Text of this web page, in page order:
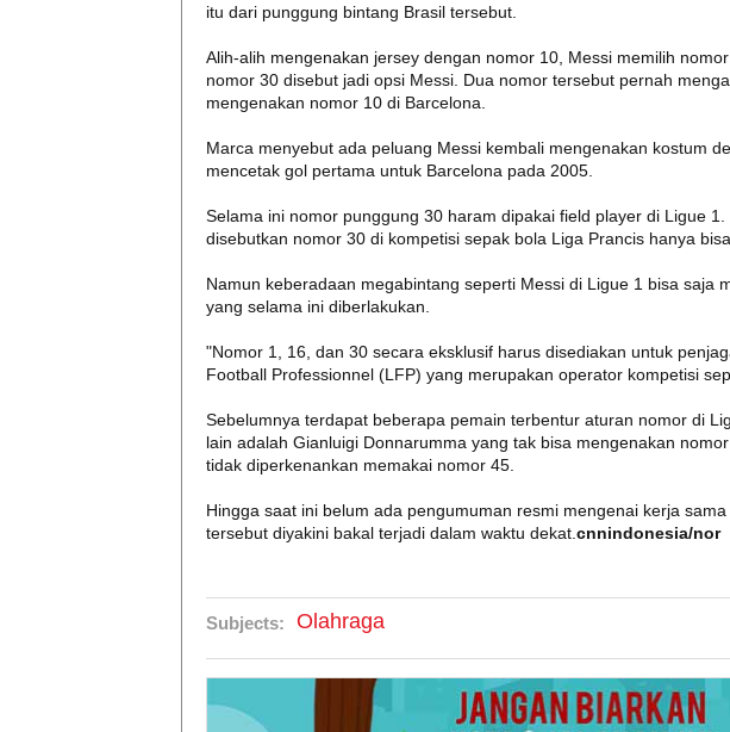
itu dari punggung bintang Brasil tersebut.
Alih-alih mengenakan jersey dengan nomor 10, Messi memilih
nomor 30 disebut jadi opsi Messi. Dua nomor tersebut pernah
mengenakan nomor 10 di Barcelona.
Marca menyebut ada peluang Messi kembali mengenakan kostum
mencetak gol pertama untuk Barcelona pada 2005.
Selama ini nomor punggung 30 haram dipakai field player di Ligue 1.
disebutkan nomor 30 di kompetisi sepak bola Liga Prancis hanya
Namun keberadaan megabintang seperti Messi di Ligue 1 bisa saja
yang selama ini diberlakukan.
"Nomor 1, 16, dan 30 secara eksklusif harus disediakan untuk
Football Professionnel (LFP) yang merupakan operator kompetisi
Sebelumnya terdapat beberapa pemain terbentur aturan nomor di
lain adalah Gianluigi Donnarumma yang tak bisa mengenakan
tidak diperkenankan memakai nomor 45.
Hingga saat ini belum ada pengumuman resmi mengenai kerja
tersebut diyakini bakal terjadi dalam waktu dekat. cnnindonesia/nor
Subjects: Olahraga